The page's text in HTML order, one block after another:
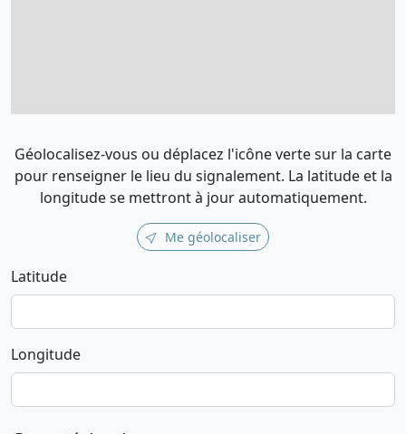
Géolocalisez-vous ou déplacez l'icône verte sur la carte
pour renseigner le lieu du signalement. La latitude et la
longitude se mettront à jour automatiquement.
Me géolocaliser
Latitude
Longitude